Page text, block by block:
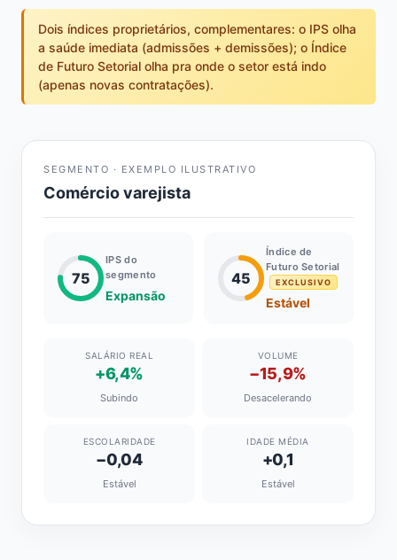
Dois índices proprietários, complementares: o IPS olha
a saúde imediata (admissões + demissões); o Índice
de Futuro Setorial olha pra onde o setor está indo
(apenas novas contratações).
SEGMENTO · EXEMPLO ILUSTRATIVO
Comércio varejista
75
IPS do
segmento
Expansão
45
Índice de
Futuro Setorial
EXCLUSIVO
Estável
SALÁRIO REAL
+6,4%
Subindo
VOLUME
−15,9%
Desacelerando
ESCOLARIDADE
−0,04
Estável
IDADE MÉDIA
+0,1
Estável